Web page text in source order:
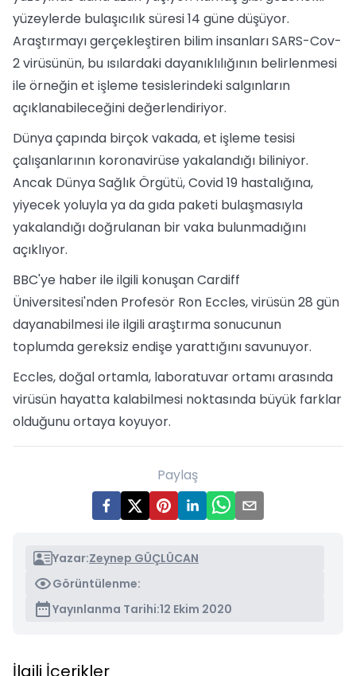
yüzeylerde bulaşıcılık süresi 14 güne düşüyor.
Araştırmayı gerçekleştiren bilim insanları SARS-Cov-
2 virüsünün, bu ısılardaki dayanıklılığının belirlenmesi
ile örneğin et işleme tesislerindeki salgınların
açıklanabileceğini değerlendiriyor.
Dünya çapında birçok vakada, et işleme tesisi
çalışanlarının koronavirüse yakalandığı biliniyor.
Ancak Dünya Sağlık Örgütü, Covid 19 hastalığına,
yiyecek yoluyla ya da gıda paketi bulaşmasıyla
yakalandığı doğrulanan bir vaka bulunmadığını
açıklıyor.
BBC'ye haber ile ilgili konuşan Cardiff
Üniversitesi'nden Profesör Ron Eccles, virüsün 28 gün
dayanabilmesi ile ilgili araştırma sonucunun
toplumda gereksiz endişe yarattığını savunuyor.
Eccles, doğal ortamla, laboratuvar ortamı arasında
virüsün hayatta kalabilmesi noktasında büyük farklar
olduğunu ortaya koyuyor.
Paylaş
Yazar:Zeynep GÜÇLÜCAN
Görüntülenme:
Yayınlanma Tarihi:12 Ekim 2020
İlgili İçerikler